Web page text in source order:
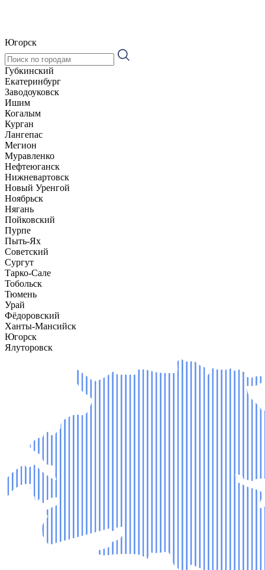
Югорск
Губкинский
Екатеринбург
Заводоуковск
Ишим
Когалым
Курган
Лангепас
Мегион
Муравленко
Нефтеюганск
Нижневартовск
Новый Уренгой
Ноябрьск
Нягань
Пойковский
Пурпе
Пыть-Ях
Советский
Сургут
Тарко-Сале
Тобольск
Тюмень
Урай
Фёдоровский
Ханты-Мансийск
Югорск
Ялуторовск